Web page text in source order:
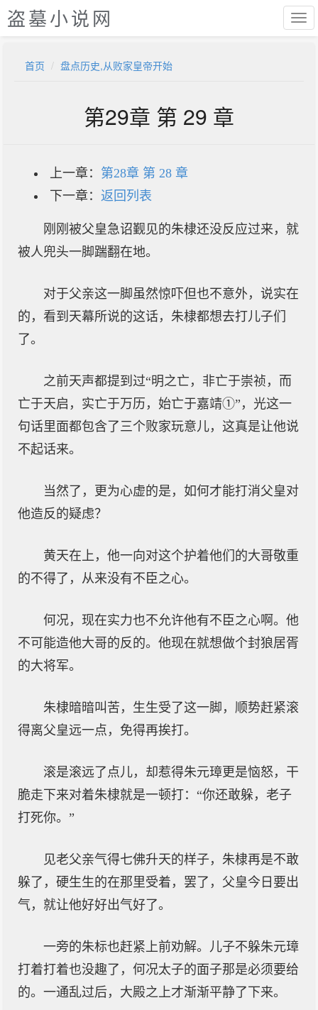
盗墓小说网
首页 盘点历史,从败家皇帝开始
第29章 第 29 章
上一章： 第28章 第 28 章
下一章： 返回列表
刚刚被父皇急诏觐见的朱棣还没反应过来，就
被人兜头一脚踹翻在地。
对于父亲这一脚虽然惊吓但也不意外，说实在
的，看到天幕所说的这话，朱棣都想去打儿子们
了。
之前天声都提到过“明之亡，非亡于崇祯，而
亡于天启，实亡于万历，始亡于嘉靖①”，光这一
句话里面都包含了三个败家玩意儿，这真是让他说
不起话来。
当然了，更为心虚的是，如何才能打消父皇对
他造反的疑虑？
黄天在上，他一向对这个护着他们的大哥敬重
的不得了，从来没有不臣之心。
何况，现在实力也不允许他有不臣之心啊。他
不可能造他大哥的反的。他现在就想做个封狼居胥
的大将军。
朱棣暗暗叫苦，生生受了这一脚，顺势赶紧滚
得离父皇远一点，免得再挨打。
滚是滚远了点儿，却惹得朱元璋更是恼怒，干
脆走下来对着朱棣就是一顿打：“你还敢躲，老子
打死你。”
见老父亲气得七佛升天的样子，朱棣再是不敢
躲了，硬生生的在那里受着，罢了，父皇今日要出
气，就让他好好出气好了。
一旁的朱标也赶紧上前劝解。儿子不躲朱元璋
打着打着也没趣了，何况太子的面子那是必须要给
的。一通乱过后，大殿之上才渐渐平静了下来。